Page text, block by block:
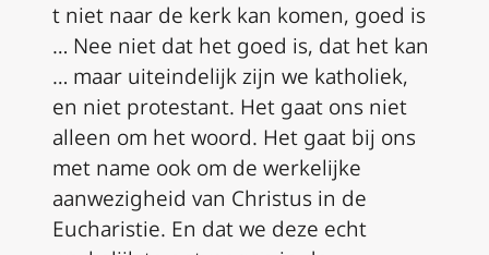
t niet naar de kerk kan komen, goed is
… Nee niet dat het goed is, dat het kan
… maar uiteindelijk zijn we katholiek,
en niet protestant. Het gaat ons niet
alleen om het woord. Het gaat bij ons
met name ook om de werkelijke
aanwezigheid van Christus in de
Eucharistie. En dat we deze echt